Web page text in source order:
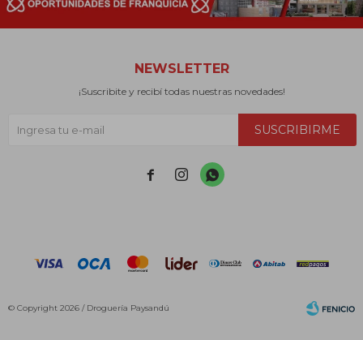
NEWSLETTER
¡Suscribite y recibí todas nuestras novedades!
SUSCRIBIRME
  
© Copyright 2026 / Droguería Paysandú